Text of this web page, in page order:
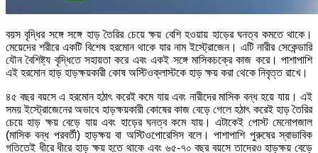
বয়স বৃদ্ধির সঙ্গে সঙ্গে হাড় তৈরির চেয়ে ক্ষয় বেশি হওয়ায় হাড়ের ঘনত্ব কমতে থাকে।
মেয়েদের শরীরে একটি বিশেষ হরমোন থাকে যার নাম ইস্ট্রোজেন। এটি নারীর সেকেন্ডারি
যৌন বৈশিষ্ট্য বৃদ্ধিতে সহায়তা করে এবং একই সঙ্গে মাসিকচক্রে কাজ করে। পাশাপাশি
এই হরমোন হাড় হাড়ক্ষয়কারী কোষ অস্টিওক্লাস্টকে হাড় ক্ষয় করা থেকে নিবৃত্ত রাখে।
৪৫ বছর বয়সে এ হরমোন হঠাৎ করেই কমে যায় এবং নারীদের মাসিক বন্ধ হয়ে যায়। এই
সময় ইস্ট্রোজেনের অভাবে হাড়ক্ষয়কারী কোষের কাজ বেড়ে গেলে হঠাৎ করেই হাড় তৈরির
চেয়ে হাড় ক্ষয় বেড়ে যায় এবং হাড়ের ঘনত্ব কমে যায়। এটাকেই পোস্ট মেনোপজাল
(মাসিক বন্ধ পরবর্তী) হাড়ক্ষয় বা অস্টিওপোরেসিস বলে। পাশাপাশি পুরুষের স্বাভাবিক
গতিতেই ধীরে ধীরে হাড় ক্ষয় হতে থাকে এবং ৬৫-৭০ বছর বয়সে তাদেরও হাড়ক্ষয় বেড়ে